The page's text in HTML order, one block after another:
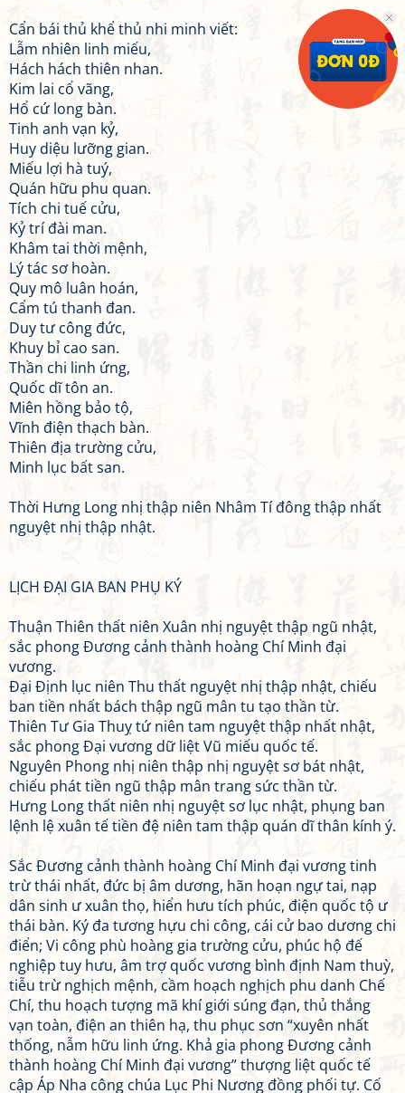
Cẩn bái thủ khể thủ nhi minh viết:
Lẫm nhiên linh miếu,
Hách hách thiên nhan.
Kim lai cổ vãng,
Hổ cứ long bàn.
Tinh anh vạn kỷ,
Huy diệu lưỡng gian.
Miếu lợi hà tuý,
Quán hữu phu quan.
Tích chi tuế cửu,
Kỷ trí đài man.
Khâm tai thời mệnh,
Lý tác sơ hoàn.
Quy mô luân hoán,
Cẩm tú thanh đan.
Duy tư công đức,
Khuy bỉ cao san.
Thần chi linh ứng,
Quốc dĩ tôn an.
Miên hồng bảo tộ,
Vĩnh điện thạch bàn.
Thiên địa trường cửu,
Minh lục bất san.
Thời Hưng Long nhị thập niên Nhâm Tí đông thập nhất
nguyệt nhị thập nhật.
LỊCH ĐẠI GIA BAN PHỤ KÝ
Thuận Thiên thất niên Xuân nhị nguyệt thập ngũ nhật,
sắc phong Đương cảnh thành hoàng Chí Minh đại
vương.
Đại Định lục niên Thu thất nguyệt nhị thập nhật, chiếu
ban tiền nhất bách thập ngũ mân tu tạo thần từ.
Thiên Tư Gia Thuỵ tứ niên tam nguyệt thập nhất nhật,
sắc phong Đại vương dữ liệt Vũ miếu quốc tế.
Nguyên Phong nhị niên thập nhị nguyệt sơ bát nhật,
chiếu phát tiền ngũ thập mân trang sức thần từ.
Hưng Long thất niên nhị nguyệt sơ lục nhật, phụng ban
lệnh lệ xuân tế tiền đệ niên tam thập quán dĩ thân kính ý.
Sắc Đương cảnh thành hoàng Chí Minh đại vương tinh
trừ thái nhất, đức bị âm dương, hãn hoạn ngự tai, nạp
dân sinh ư xuân thọ, hiển hưu tích phúc, điện quốc tộ ư
thái bàn. Ký đa tương hựu chi công, cái cử bao dương chi
điển; Vi công phù hoàng gia trường cửu, phúc hộ đế
nghiệp tuy hưu, âm trợ quốc vương bình định Nam thuỳ,
tiễu trừ nghịch mệnh, cầm hoạch nghịch phu danh Chế
Chí, thu hoạch tượng mã khí giới súng đạn, thủ thắng
vạn toàn, điện an thiên hạ, thu phục sơn “xuyên nhất
thống, nẫm hữu linh ứng. Khả gia phong Đương cảnh
thành hoàng Chí Minh đại vương” thượng liệt quốc tế
cập Áp Nha công chúa Lục Phi Nương đồng phối tự. Cố